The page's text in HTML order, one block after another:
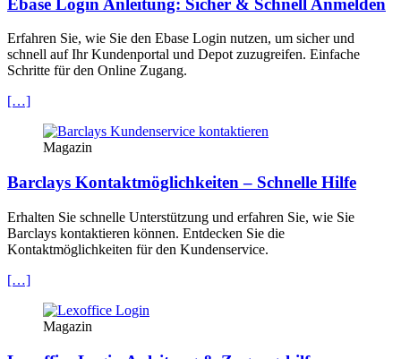
Erfahren Sie, wie Sie den Ebase Login nutzen, um sicher und
schnell auf Ihr Kundenportal und Depot zuzugreifen. Einfache
Schritte für den Online Zugang.
[…]
Magazin
Barclays Kontaktmöglichkeiten – Schnelle Hilfe
Erhalten Sie schnelle Unterstützung und erfahren Sie, wie Sie
Barclays kontaktieren können. Entdecken Sie die
Kontaktmöglichkeiten für den Kundenservice.
[…]
Magazin